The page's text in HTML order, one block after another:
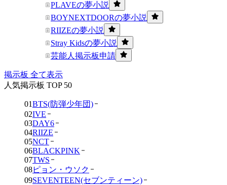
PLAVEの夢小説
BOYNEXTDOORの夢小説
RIIZEの夢小説
Stray Kidsの夢小説
芸能人掲示板申請
掲示板 全て表示
人気掲示板 TOP 50
01BTS(防弾少年団)
02IVE
03DAY6
04RIIZE
05NCT
06BLACKPINK
07TWS
08ピョン・ウソク
09SEVENTEEN(セブンティーン)